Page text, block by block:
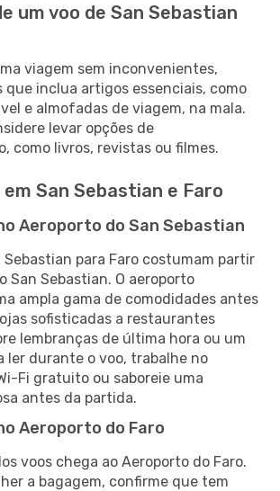
um voo de San Sebastian
viagem sem inconvenientes,
que inclua artigos essenciais, como
e almofadas de viagem, na mala.
levar opções de
como livros, revistas ou filmes.
San Sebastian e Faro
Aeroporto do San Sebastian
Sebastian para Faro costumam partir
San Sebastian. O aeroporto
ampla gama de comodidades antes
sofisticadas a restaurantes
lembranças de última hora ou um
ler durante o voo, trabalhe no
Fi gratuito ou saboreie uma
antes da partida.
Aeroporto do Faro
voos chega ao Aeroporto do Faro.
a bagagem, confirme que tem